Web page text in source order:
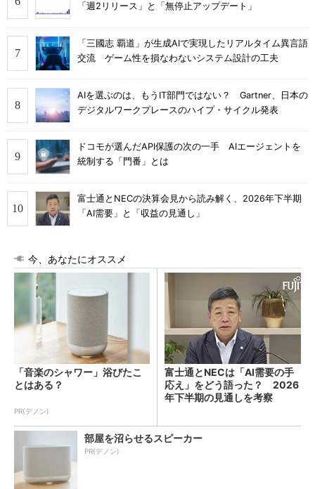
「週2リリース」と「無停止アップデート」
「三國志 覇道」が生成AIで実現したリアルタイム異言語
交流 ゲーム性を損なわないシステム設計の工夫
AIを選ぶのは、もうIT部門ではない？ Gartner、日本の
デジタルワークプレースのハイプ・サイクル発表
ドコモが選んだAPI保護の次の一手 AIエージェントを
統制する「門番」とは
富士通とNECの決算会見から読み解く、2026年下半期
「AI需要」と「収益の見通し」
今、あなたにオススメ
「音楽のシャワー」浴びたこ
とはある？
PR(デノン)
富士通とNECは「AI需要の手
応え」をどう語った？ 2026
年下半期の見通しを考察
部屋を沼らせるスピーカー
PR(デノン)